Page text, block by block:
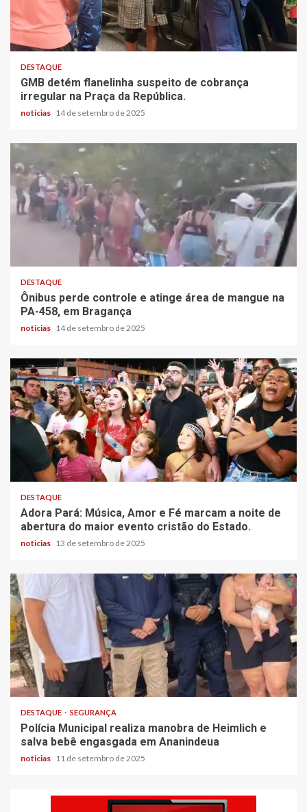
DESTAQUE
GMB detém flanelinha suspeito de cobrança
irregular na Praça da República.
noticias 14 de setembro de 2025
DESTAQUE
Ônibus perde controle e atinge área de mangue na
PA-458, em Bragança
noticias 14 de setembro de 2025
DESTAQUE
Adora Pará: Música, Amor e Fé marcam a noite de
abertura do maior evento cristão do Estado.
noticias 13 de setembro de 2025
DESTAQUE SEGURANÇA
Polícia Municipal realiza manobra de Heimlich e
salva bebê engasgada em Ananindeua
noticias 11 de setembro de 2025